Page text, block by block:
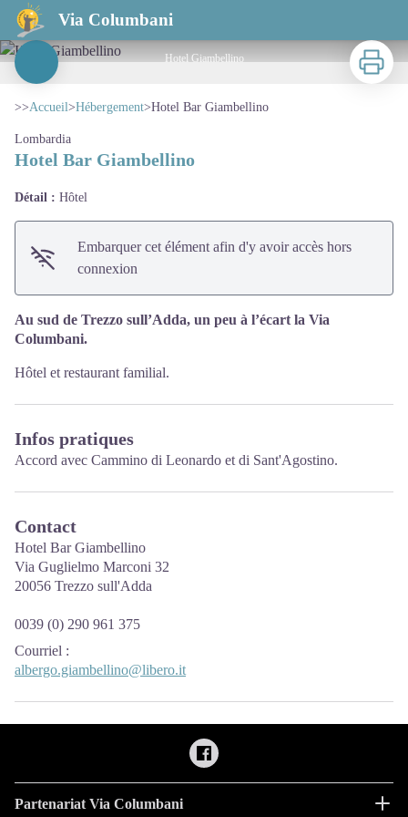
Via Columbani
Hotel Bar Giambellino
Hotel Giambellino
Imprimer
>>Accueil>Hébergement>Hotel Bar Giambellino
Lombardia
Hotel Bar Giambellino
Détail : Hôtel
Embarquer cet élément afin d'y avoir accès hors
connexion
Au sud de Trezzo sull’Adda, un peu à l’écart la Via
Columbani.
Hôtel et restaurant familial.
Infos pratiques
Accord avec Cammino di Leonardo et di Sant'Agostino.
Contact
Hotel Bar Giambellino
Via Guglielmo Marconi 32
20056 Trezzo sull'Adda
0039 (0) 290 961 375
Courriel :
albergo.giambellino@libero.it
Partenariat Via Columbani